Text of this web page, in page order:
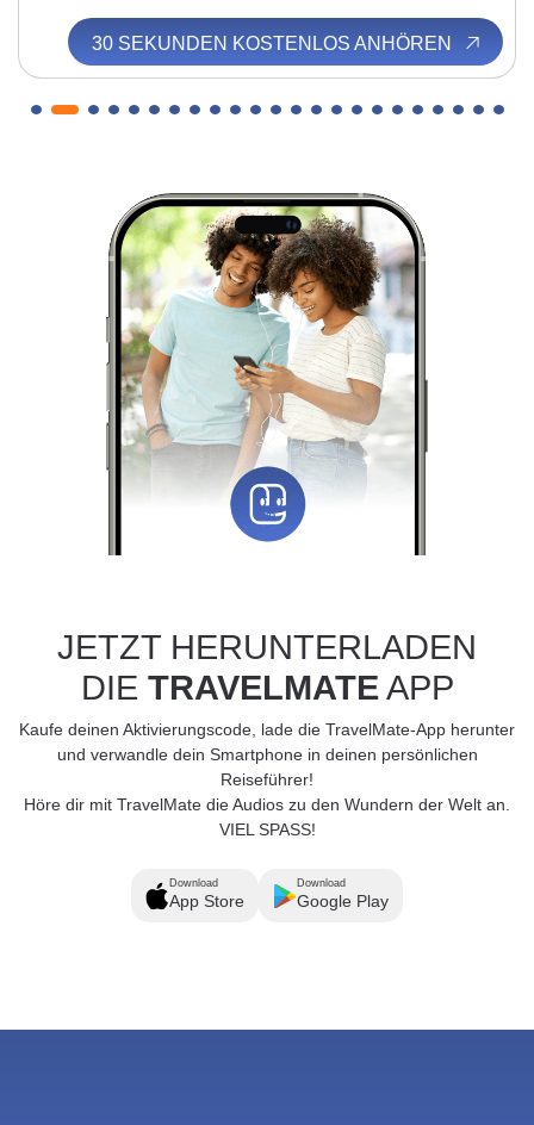
30 SEKUNDEN KOSTENLOS ANHÖREN
JETZT HERUNTERLADEN
DIE TRAVELMATEAPP
Kaufe deinen Aktivierungscode, lade die TravelMate-App herunter
und verwandle dein Smartphone in deinen persönlichen
Reiseführer!
Höre dir mit TravelMate die Audios zu den Wundern der Welt an.
VIEL SPASS!
Download
App Store
Download
Google Play